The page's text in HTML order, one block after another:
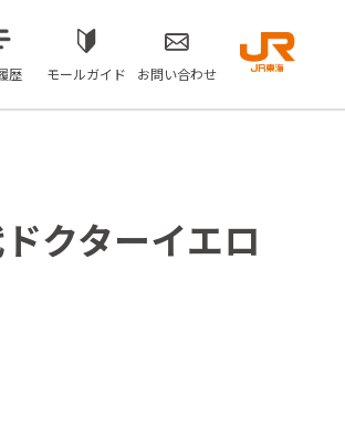
歴 モールガイド お問い合わせ
クターイエロ